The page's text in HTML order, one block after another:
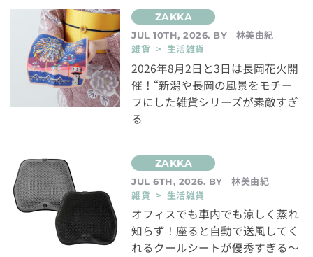
JUL 10TH, 2026. BY
林美由紀
雑貨 > 生活雑貨
2026年8月2日と3日は長岡花火開
催！“新潟や長岡の風景をモチー
フにした雑貨シリーズが素敵すぎ
る
JUL 6TH, 2026. BY
林美由紀
雑貨 > 生活雑貨
オフィスでも車内でも涼しく蒸れ
知らず！座ると自動で送風してく
れるクールシートが優秀すぎる～